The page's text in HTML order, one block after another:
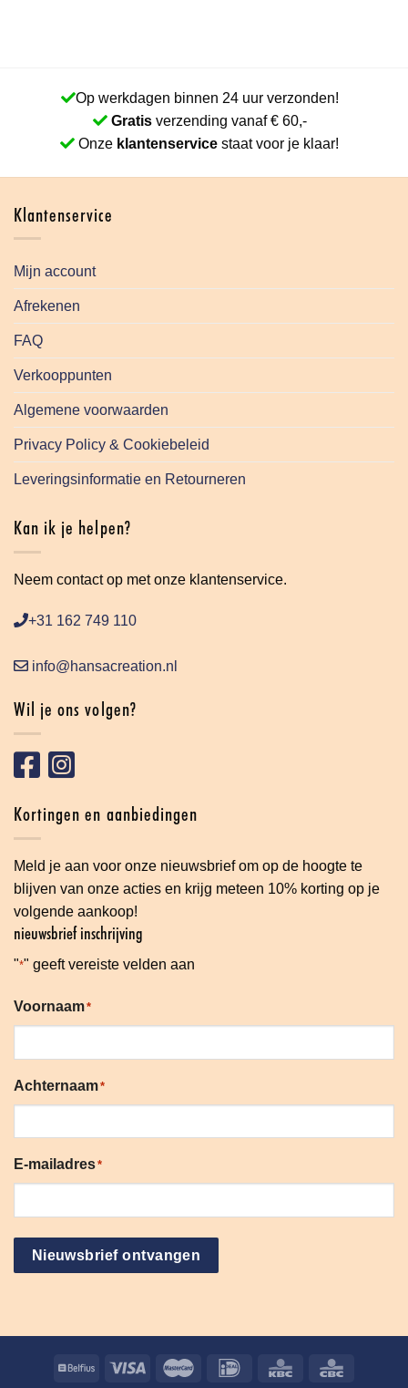
Op werkdagen binnen 24 uur verzonden!
Gratisverzending vanaf € 60,-
Onze klantenservice staat voor je klaar!
Klantenservice
Mijn account
Afrekenen
FAQ
Verkooppunten
Algemene voorwaarden
Privacy Policy & Cookiebeleid
Leveringsinformatie en Retourneren
Kan ik je helpen?
Neem contact op met onze klantenservice.
+31 162 749 110
info@hansacreation.nl
Wil je ons volgen?
Kortingen en aanbiedingen
Meld je aan voor onze nieuwsbrief om op de hoogte te
blijven van onze acties en krijg meteen 10% korting op je
volgende aankoop!
nieuwsbrief inschrijving
"*" geeft vereiste velden aan
Voornaam*
Achternaam*
E-mailadres*
Nieuwsbrief ontvangen